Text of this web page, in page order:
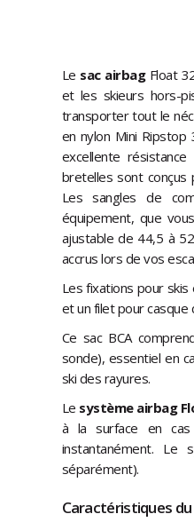
Le sac airbag Float
et les skieurs hors-
transporter tout le
en nylon Mini
excellente
bretelles sont conçus
Les sangles de
équipement, que
ajustable de 44,5 à
accrus lors de vos
Les fixations pour
et un filet pour
Ce sac BCA
sonde), essentiel en
ski des rayures.
Le système airbag
à la surface en cas
instantanément. Le
séparément).
Caractéristiques du